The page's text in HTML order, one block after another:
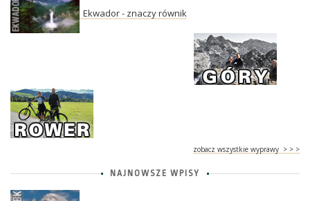
Ekwador - znaczy równik
zobacz wszystkie wyprawy > > >
NAJNOWSZE WPISY